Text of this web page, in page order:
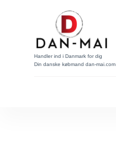
Handler ind i Danmark for dig
Din danske købmand dan-mai.com